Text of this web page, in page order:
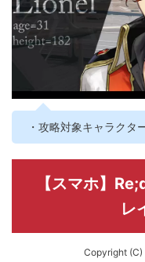
・攻略対象キャラクタ
【スマホ】
レ
Copyright